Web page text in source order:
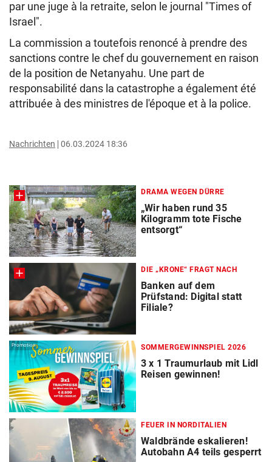
par une juge à la retraite, selon le journal "Times of
Israel".
La commission a toutefois renoncé à prendre des
sanctions contre le chef du gouvernement en raison
de la position de Netanyahu. Une part de
responsabilité dans la catastrophe a également été
attribuée à des ministres de l'époque et à la police.
Nachrichten 06.03.2024 18:36
DRAMA WEGEN DÜRRE
„Wir haben rund 35
Kilogramm tote Fische
entsorgt“
DIE „KRONE“ FRAGT NACH
Banken auf dem
Prüfstand: Digital statt
Filiale?
Promotion SOMMERGEWINNSPIEL 2026
3 x 1 Traumurlaub mit Lidl
Reisen gewinnen!
FEUER IN NORDITALIEN
Waldbrände eskalieren!
Autobahn A4 teils gesperrt